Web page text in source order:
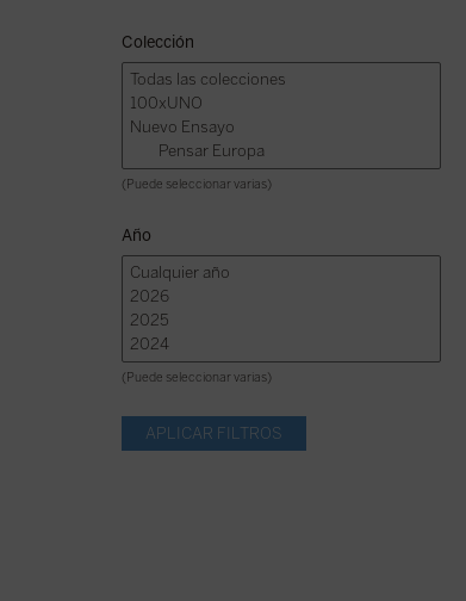
Colección
(Puede seleccionar varias)
Año
(Puede seleccionar varias)